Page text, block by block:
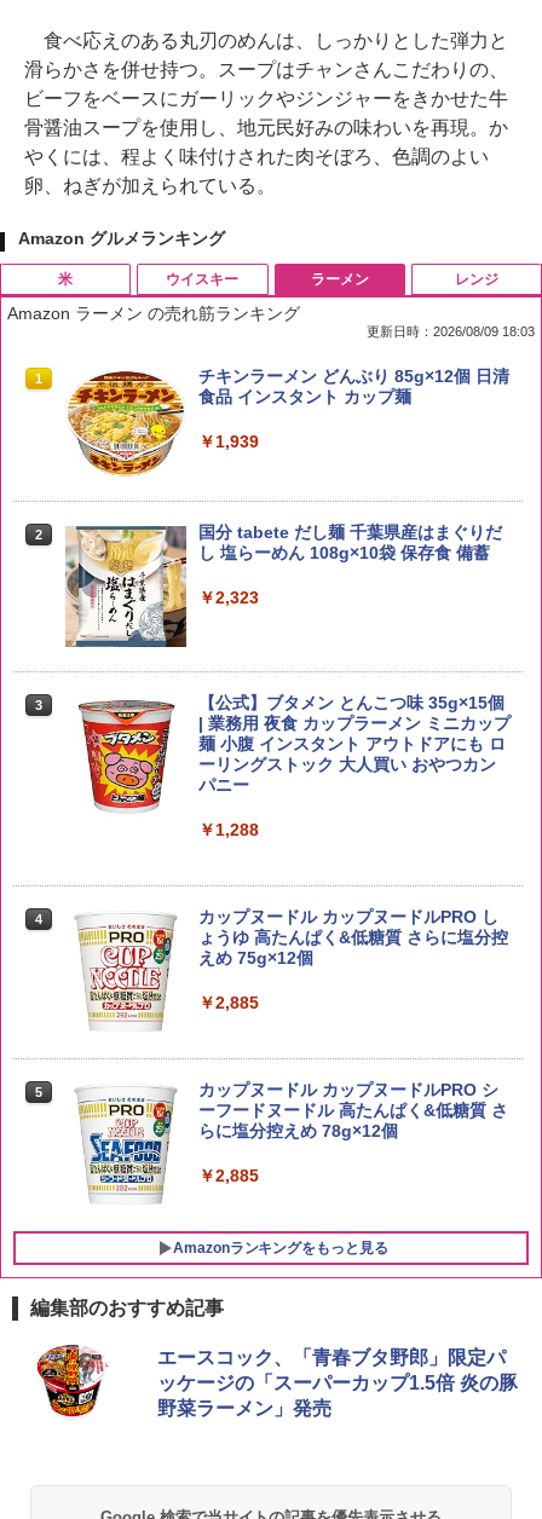
食べ応えのある丸刃のめんは、しっかりとした弾力と
滑らかさを併せ持つ。スープはチャンさんこだわりの、
ビーフをベースにガーリックやジンジャーをきかせた牛
骨醤油スープを使用し、地元民好みの味わいを再現。か
やくには、程よく味付けされた肉そぼろ、色調のよい
卵、ねぎが加えられている。
Amazon グルメランキング
米
1 by Amazon 国産ブレンド米 精米 5kg
2
【在庫処分価格】ももたろう印 無洗米 5
kg 業務用 お米マイスターブレンド
￥2,680
3
by Amazon あきたこまちブレンド 無洗
米 5kg
￥3,396
4
新潟ケンベイ【精米】新潟県産にじのき
らめき 5kg 令和7年産
￥5,809
5
野沢農産 無洗米 青い流るる コシヒカリ
5kg 長野県産 令和7年産
￥3,980
ウイスキー
1
ブラックニッカ ニッカ Nikka ウィスキ
ー4000ml ブラックニッカクリア ウヰス
お得 4リットル
イボール 大容量
角ハイボール 350ml×24本 サントリー ウ
イスキー ハイボール 缶
4
トリスウイスキー 4000ml サントリー 大
容量 4リットル
5
【数量限定】竹鶴ピュアモルト700ml ア
サヒ [ ウイスキー 日本 700ml ]【中元 ギ
フト プレゼント 贈り物に】
￥6,930
ラーメン
Amazon ラーメン の売れ筋ランキング
更新日時：2026/08/09 18:03
1
チキンラーメン どんぶり 85g×12個 日清
食品 インスタント カップ麺
￥1,939
2
国分 tabete だし麺 千葉県産はまぐりだ
し 塩らーめん 108g×10袋 保存食 備蓄
￥2,323
3
【公式】ブタメン とんこつ味 35g×15個
| 業務用 夜食 カップラーメン ミニカップ
麺 小腹 インスタント アウトドアにも ロ
ーリングストック 大人買い おやつカン
パニー
￥1,288
4
カップヌードル カップヌードルPRO し
ょうゆ 高たんぱく&低糖質 さらに塩分控
えめ 75g×12個
￥2,885
5
カップヌードル カップヌードルPRO シ
ーフードヌードル 高たんぱく&低糖質 さ
らに塩分控えめ 78g×12個
￥2,885
Amazonランキングをもっと見る
レンジ
1
[山善] スチームオーブンレンジ 25L 一人
暮らし 二人暮らし フラットテーブル ス
チーム調理 自動メニュー19種搭載 角皿
付き ブラック MRK-F250TSV(B)
編集部のおすすめ記事
エースコック、「青春ブタ野郎」限定パ
ッケージの「スーパーカップ1.5倍 炎の豚
野菜ラーメン」発売